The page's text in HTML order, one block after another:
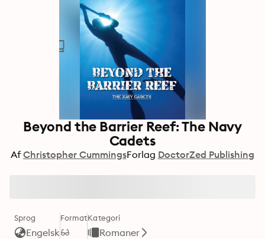
Beyond the Barrier Reef: The Navy
Cadets
Af Christopher CummingsForlag DoctorZed Publishing
Sprog
Engelsk
FormatKategori
Romaner